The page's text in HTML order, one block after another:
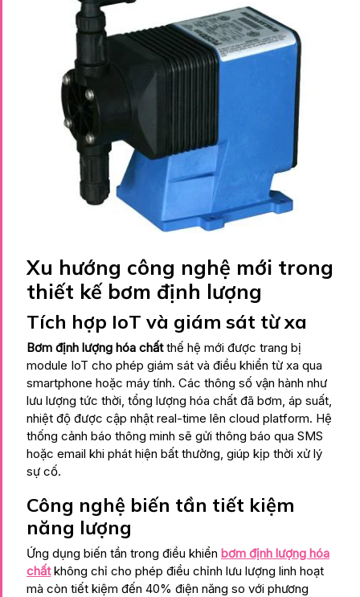
Xu hướng công nghệ mới trong
thiết kế bơm định lượng
Tích hợp IoT và giám sát từ xa
Bơm định lượng hóa chấtthế hệ mới được trang bị
module IoT cho phép giám sát và điều khiển từ xa qua
smartphone hoặc máy tính. Các thông số vận hành như
lưu lượng tức thời, tổng lượng hóa chất đã bơm, áp suất,
nhiệt độ được cập nhật real-time lên cloud platform. Hệ
thống cảnh báo thông minh sẽ gửi thông báo qua SMS
hoặc email khi phát hiện bất thường, giúp kịp thời xử lý
sự cố.
Công nghệ biến tần tiết kiệm
năng lượng
Ứng dụng biến tần trong điều khiển bơm định lượng hóa
chấtkhông chỉ cho phép điều chỉnh lưu lượng linh hoạt
mà còn tiết kiệm đến 40% điện năng so với phương